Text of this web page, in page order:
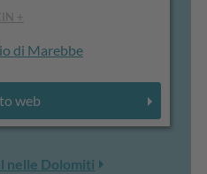
+
di Marebbe
web
nelle Dolomiti